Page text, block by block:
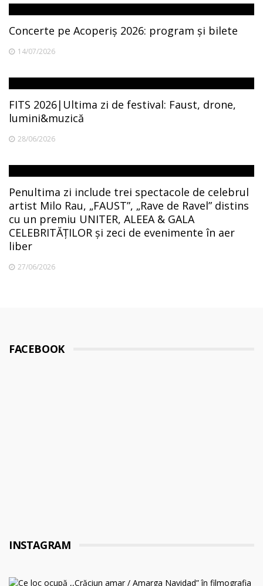
Concerte pe Acoperiș 2026: program și bilete
14/07/2026
FITS 2026|Ultima zi de festival: Faust, drone,
lumini&muzică
28/06/2026
Penultima zi include trei spectacole de celebrul
artist Milo Rau, „FAUST”, „Rave de Ravel” distins
cu un premiu UNITER, ALEEA & GALA
CELEBRITĂȚILOR și zeci de evenimente în aer
liber
27/06/2026
FACEBOOK
INSTAGRAM